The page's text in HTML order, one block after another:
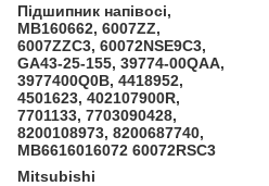
Підшипник напівосі,
MB160662, 6007ZZ,
6007ZZC3, 60072NSE9C3,
GA43-25-155, 39774-00QAA,
3977400Q0B, 4418952,
4501623, 402107900R,
7701133, 7703090428,
8200108973, 8200687740,
MB6616016072 60072RSC3
Mitsubishi